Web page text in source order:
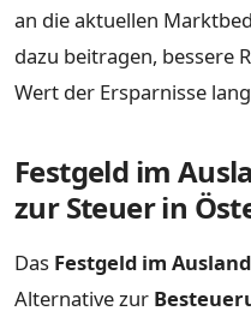
an die aktuellen
dazu beitragen, bessere
Wert der Ersparnisse
Festgeld im
zur Steuer in
Das Festgeld im Ausland
Alternative zur